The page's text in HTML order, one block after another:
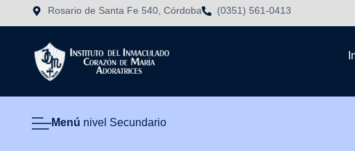
Rosario de Santa Fe 540, Córdoba (0351) 561-0413
Menú nivel Secundario